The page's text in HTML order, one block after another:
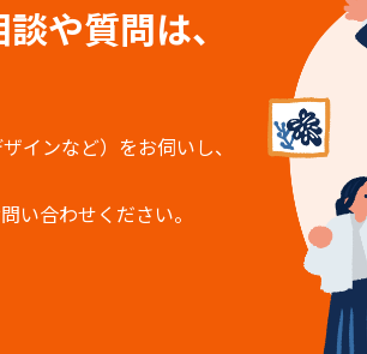
や質問は、
インなど）をお伺いし、
い合わせください。